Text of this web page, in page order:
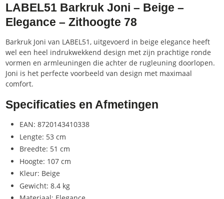
LABEL51 Barkruk Joni – Beige –
Elegance – Zithoogte 78
Barkruk Joni van LABEL51, uitgevoerd in beige elegance heeft
wel een heel indrukwekkend design met zijn prachtige ronde
vormen en armleuningen die achter de rugleuning doorlopen.
Joni is het perfecte voorbeeld van design met maximaal
comfort.
Specificaties en Afmetingen
EAN: 8720143410338
Lengte: 53 cm
Breedte: 51 cm
Hoogte: 107 cm
Kleur: Beige
Gewicht: 8.4 kg